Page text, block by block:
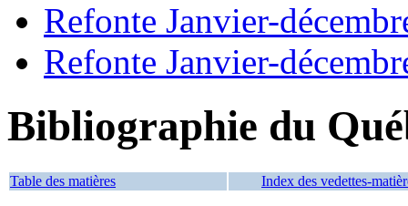
Refonte Janvier-
Refonte Janvier-
Bibliographie du
Table des matières Index des vedettes-